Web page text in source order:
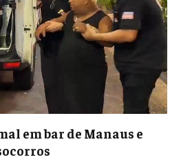
em bar de Manaus e